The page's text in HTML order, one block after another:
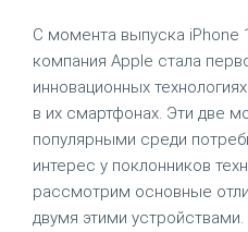
С момента выпуска iPhone
компания Apple стала
инновационных
в их смартфонах. Эти две
популярными среди
интерес у поклонников
рассмотрим основные
двумя этими устройствами.